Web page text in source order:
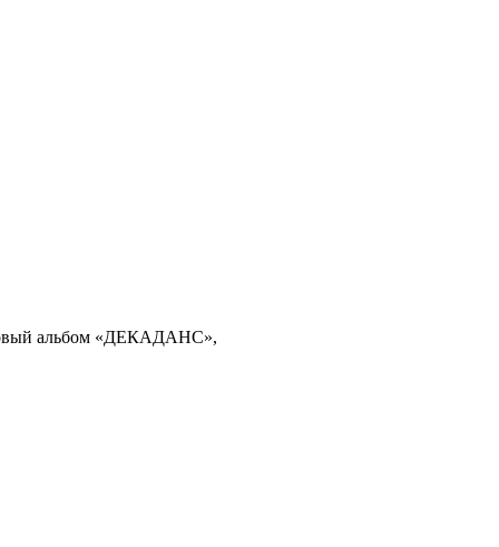
новый альбом «ДЕКАДАНС»,